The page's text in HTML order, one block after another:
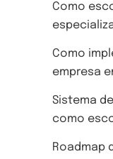
Como
Como
empresa
Sistema
como
Roadmap